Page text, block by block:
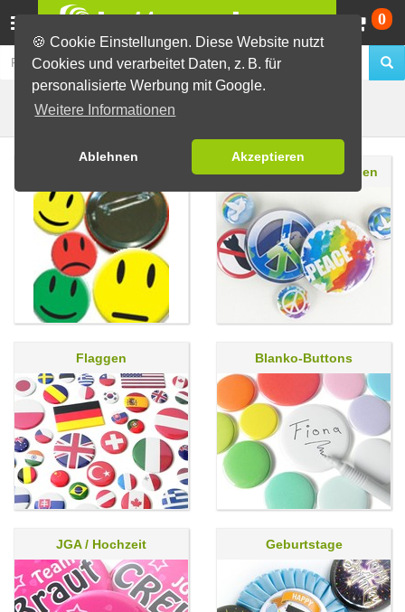
🍪 Cookie Einstellungen. Diese Website nutzt
Cookies und verarbeitet Daten, z. B. für
personalisierte Werbung mit Google.
Weitere Informationen
Ablehnen Akzeptieren
0
Fertig-Sortiment
Buttons für den Frieden
Flaggen Blanko-Buttons
JGA / Hochzeit Geburtstage